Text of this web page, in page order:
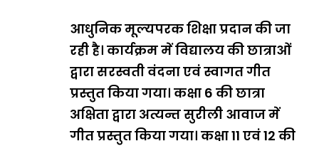
आधुनिक मूल्यपरक शिक्षा प्रदान की जा
रही है। कार्यक्रम में विद्यालय की छात्राओं
द्वारा सरस्वती वंदना एवं स्वागत गीत
प्रस्तुत किया गया। कक्षा 6 की छात्रा
अक्षिता द्वारा अत्यन्त सुरीली आवाज में
गीत प्रस्तुत किया गया। कक्षा 11 एवं 12 की